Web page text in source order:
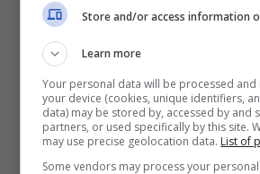
Sono organizzati, inoltre,
approfondire la conoscenza
tanto altro.Queste
Store and/or access information
Learn more
Your personal data will be processed
your device (cookies, unique identifiers,
data) may be stored by, accessed by and
partners, or used specifically by this site.
may use precise geolocation data. List of
Some vendors may process your